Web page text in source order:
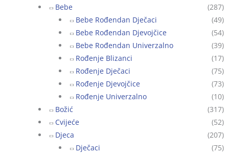
Bebe
(287)
Bebe Rođendan Dječaci
(49)
Bebe Rođendan Djevojčice
(54)
Bebe Rođendan Univerzalno
(39)
Rođenje Blizanci
(17)
Rođenje Dječaci
(75)
Rođenje Djevojčice
(73)
Rođenje Univerzalno
(10)
Božić
(317)
Cvijeće
(52)
Djeca
(207)
Dječaci
(75)